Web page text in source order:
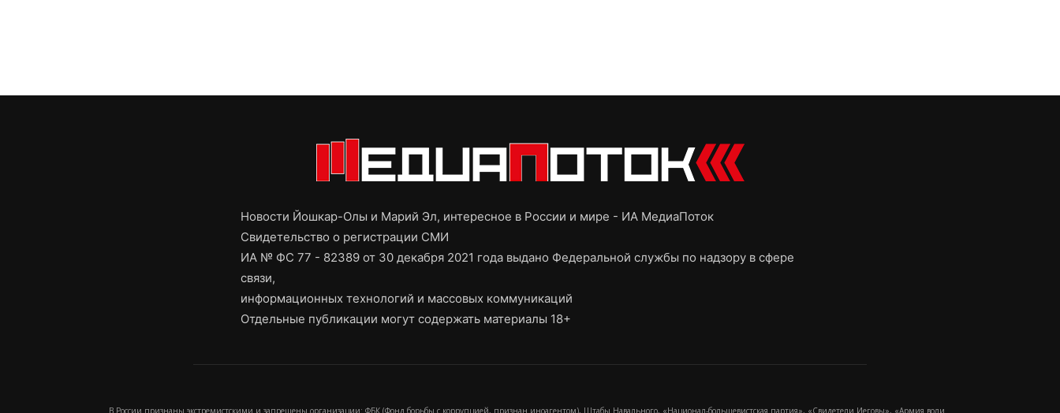
Новости Йошкар-Олы и Марий Эл, интересное в России и мире - ИА МедиаПоток
Свидетельство о регистрации СМИ
ИА № ФС 77 - 82389 от 30 декабря 2021 года выдано Федеральной службы по надзору в сфере
связи,
информационных технологий и массовых коммуникаций
Отдельные публикации могут содержать материалы 18+
В России признаны экстремистскими и запрещены организации: ФБК (Фонд борьбы с коррупцией, признан иноагентом), Штабы Навального, «Национал-большевистская партия», «Свидетели Иеговы», «Армия воли